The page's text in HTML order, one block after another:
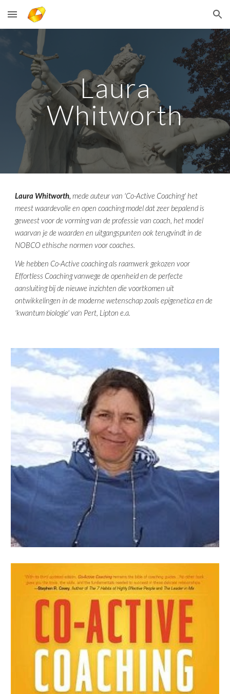
Skip to main content Skip to navigation
Laura
Whitworth
Laura Whitworth,mede auteur van 'Co-Active Coaching' het
meest waardevolle en open coaching model dat zeer bepalend is
geweest voor de vorming van de professie van coach, het model
waarvan je de waarden en uitgangspunten ook terugvindt in de
NOBCO ethische normen voor coaches.
We hebben Co-Active coaching als raamwerk gekozen voor
Effortless Coaching vanwege de openheid en de perfecte
aansluiting bij de nieuwe inzichten die voortkomen uit
ontwikkelingen in de moderne wetenschap zoals epigenetica en de
'kwantum biologie' van Pert, Lipton e.a.